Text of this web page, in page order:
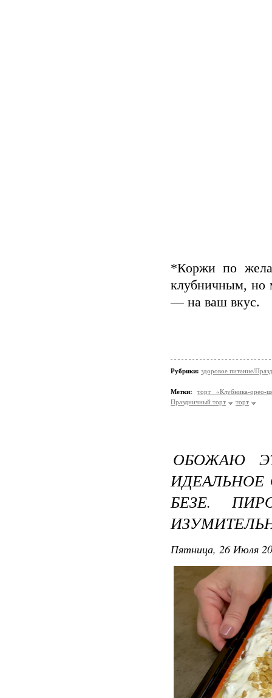
*Коржи по
клубничным, но
— на ваш вкус.
Рубрики: здоровое питание/
Метки:
торт «Клубника-орео-
Праздничный торт
торт
ОБОЖАЮ
БЕЗЕ.
Пятница, 26 Июля